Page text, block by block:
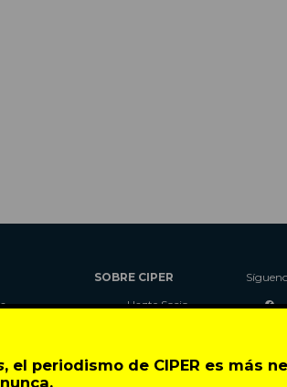
, el periodismo de CIPER es más
SOBRE CIPER
Hazte Socio
Contacto